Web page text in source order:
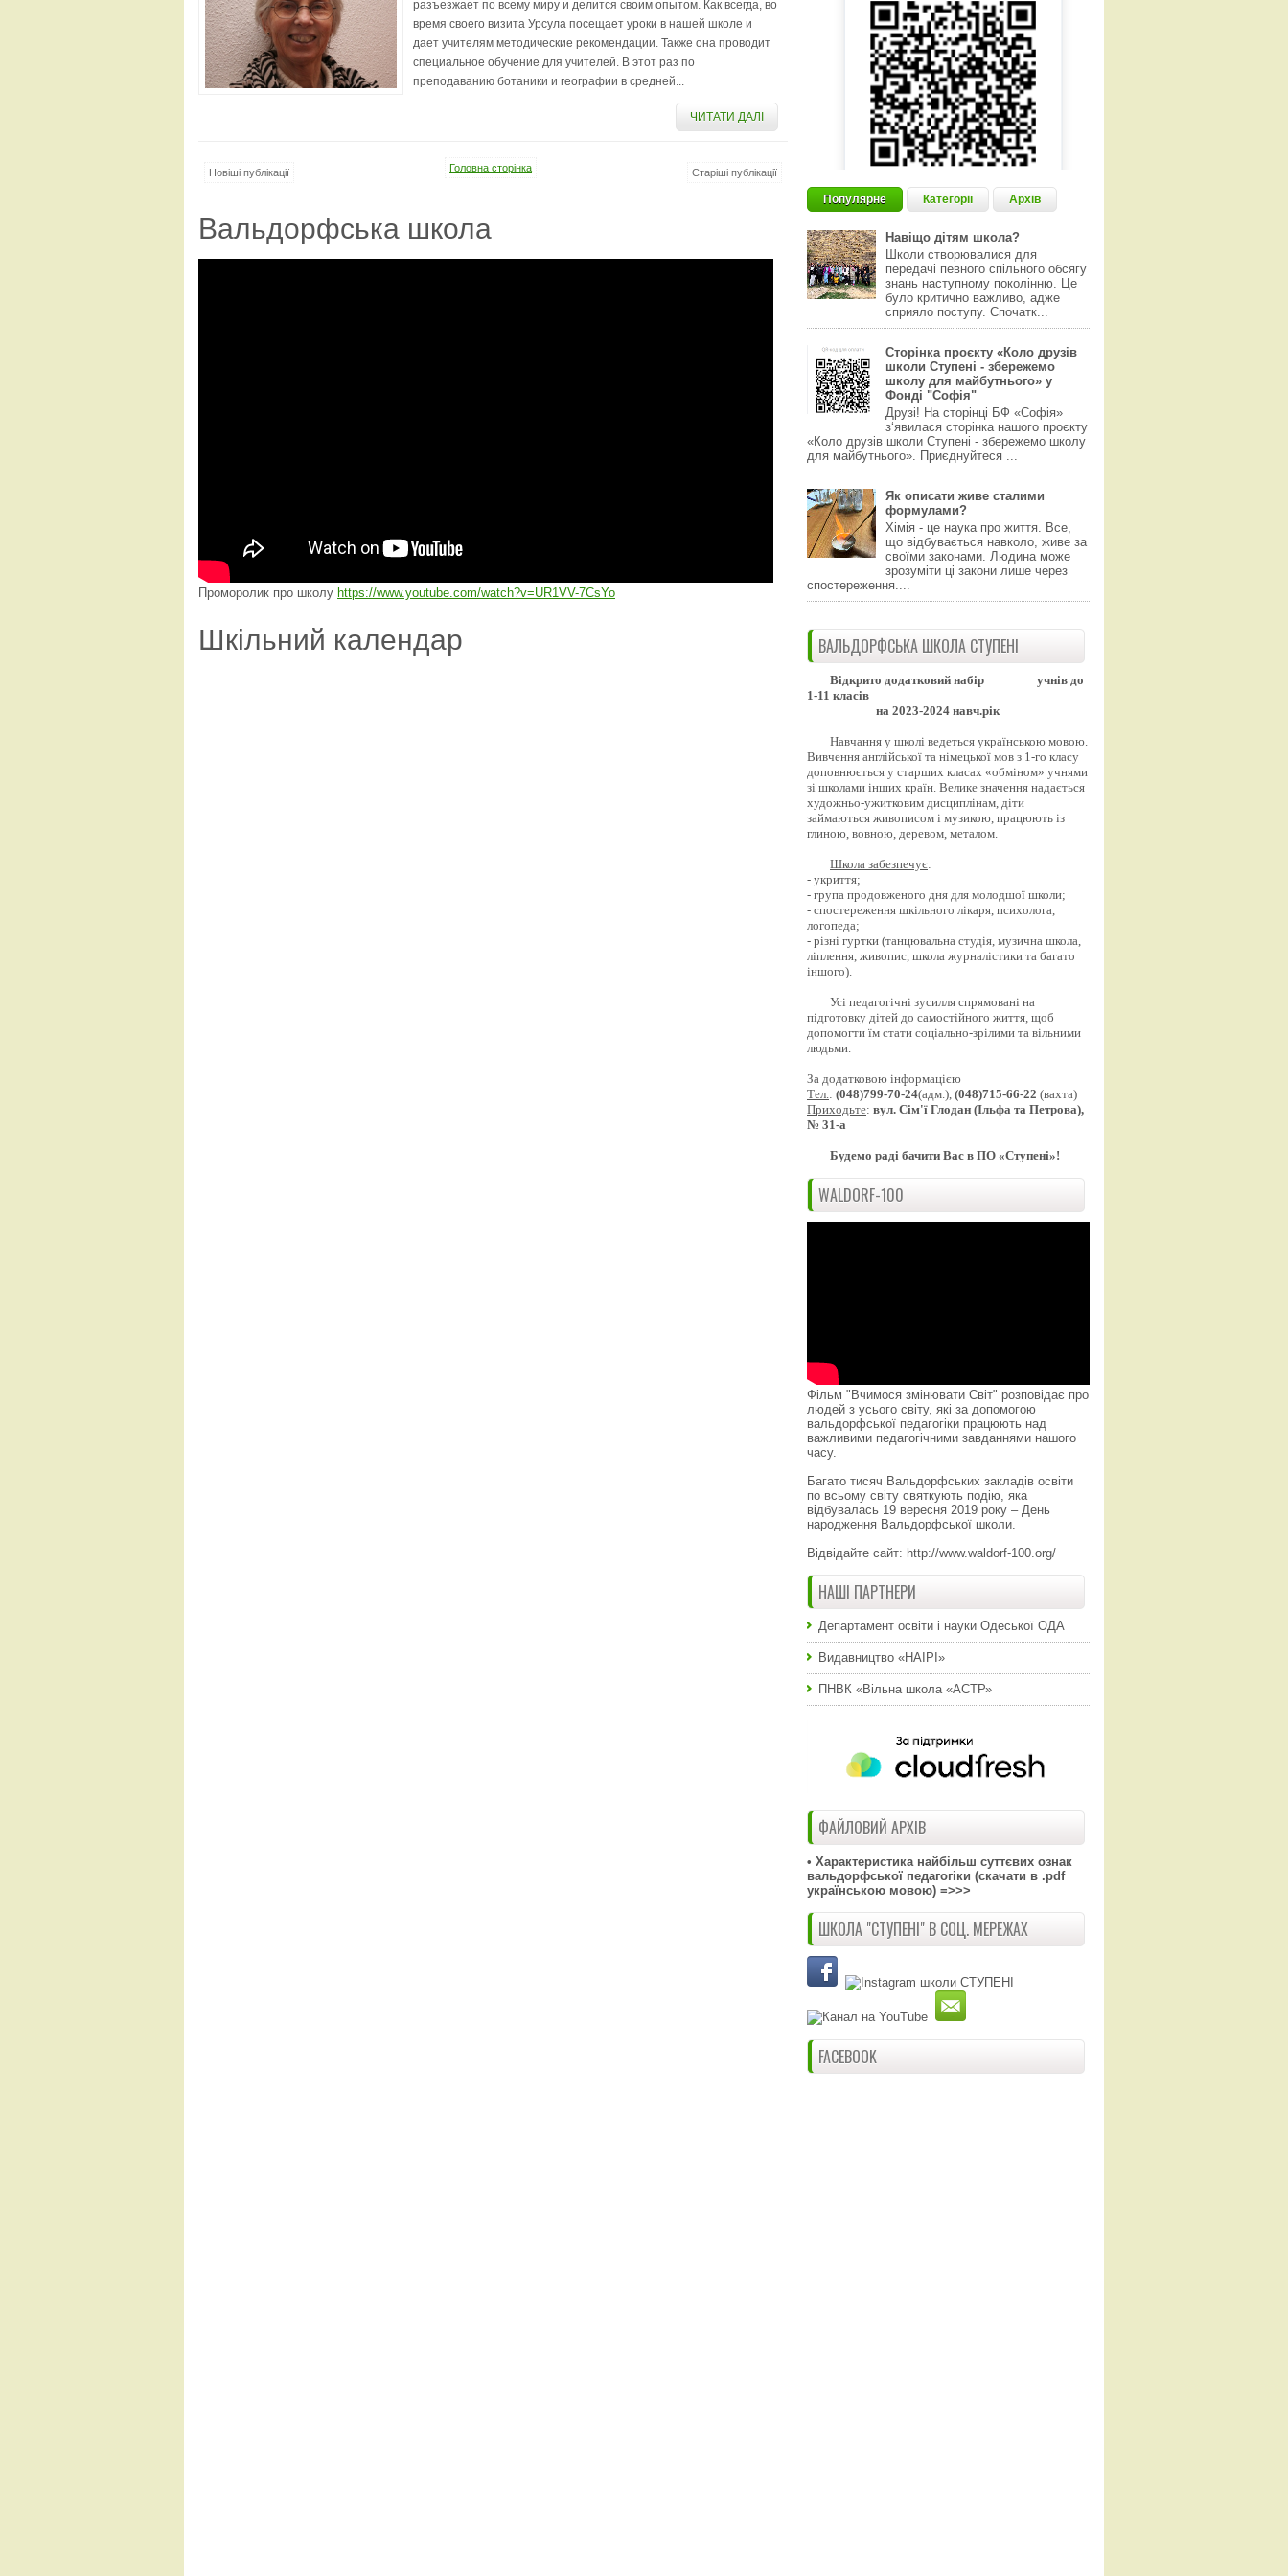
разъезжает по всему миру и делится своим опытом. Как всегда, во
время своего визита Урсула посещает уроки в нашей школе и
дает учителям методические рекомендации. Также она проводит
специальное обучение для учителей. В этот раз по
преподаванию ботаники и географии в средней...
ЧИТАТИ ДАЛІ
Новіші публікації Старіші публікації
Головна сторінка
Вальдорфська школа
Проморолик про школу https://www.youtube.com/watch?v=UR1VV-7CsYo
Шкільний календар
Популярне Категорії Архів
Навіщо дітям школа?
Школи створювалися для
передачі певного спільного обсягу
знань наступному поколінню. Це
було критично важливо, адже
сприяло поступу. Спочатк...
Сторінка проєкту «Коло друзів
школи Ступені - збережемо
школу для майбутнього» у
Фонді "Софія"
Друзі! На сторінці БФ «Софія»
з‘явилася сторінка нашого проєкту
«Коло друзів школи Ступені - збережемо школу
для майбутнього». Приєднуйтеся ...
Як описати живе сталими
формулами?
Хімія - це наука про життя. Все,
що відбувається навколо, живе за
своїми законами. Людина може
зрозуміти ці закони лише через
спостереження....
ВАЛЬДОРФСЬКА ШКОЛА СТУПЕНІ
Відкрито додатковий набір
учнів до
1-11 класів
на 2023-2024 навч.рік
Навчання у школі ведеться українською мовою.
Вивчення англійської та німецької мов з 1-го класу
доповнюється у старших класах «обміном» учнями
зі школами інших країн. Велике значення надається
художньо-ужитковим дисциплінам, діти
займаються живописом і музикою, працюють із
глиною, вовною, деревом, металом.
Школа забезпечує:
- укриття;
- група продовженого дня для молодшої школи;
- спостереження шкільного лікаря, психолога,
логопеда;
- різні гуртки (танцювальна студія, музична школа,
ліплення, живопис, школа журналістики та багато
іншого).
Усі педагогічні зусилля спрямовані на
підготовку дітей до самостійного життя, щоб
допомогти їм стати соціально-зрілими та вільними
людьми.
За додатковою інформацією
Тел. : (048)799-70-24(адм.), (048)715-66-22 (вахта)
Приходьте: вул. Сім'ї Глодан (Ільфа та Петрова),
№ 31-а
Будемо раді бачити Вас в ПО «Ступені»!
WALDORF-100
Фільм "Вчимося змінювати Світ" розповідає про
людей з усього світу, які за допомогою
вальдорфської педагогіки працюють над
важливими педагогічними завданнями нашого
часу.
Багато тисяч Вальдорфських закладів освіти
по всьому світу святкують подію, яка
відбувалась 19 вересня 2019 року – День
народження Вальдорфської школи.
Відвідайте сайт: http://www.waldorf-100.org/
НАШІ ПАРТНЕРИ
Департамент освіти і науки Одеської ОДА
Видавництво «НАІРІ»
ПНВК «Вільна школа «АСТР»
ФАЙЛОВИЙ АРХІВ
• Характеристика найбільш суттєвих ознак
вальдорфської педагогіки (скачати в .pdf
українською мовою) =>>>
ШКОЛА "СТУПЕНІ" В СОЦ. МЕРЕЖАХ
FACEBOOK